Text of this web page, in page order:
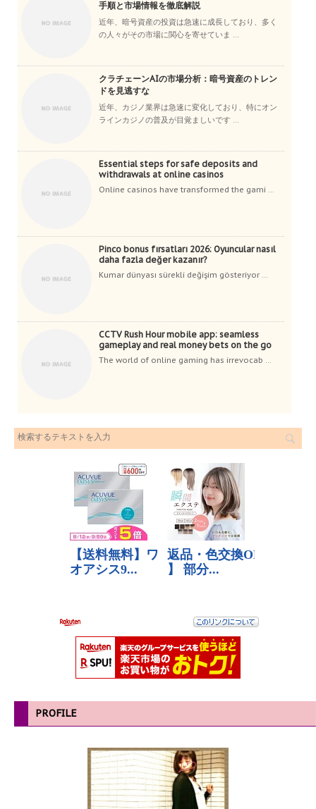
手順と市場情報を徹底解説
近年、暗号資産の投資は急速に成長しており、多く
の人々がその市場に関心を寄せていま ...
クラチェーンAIの市場分析：暗号資産のトレン
ドを見逃すな
近年、カジノ業界は急速に変化しており、特にオン
ラインカジノの普及が目覚ましいです ...
Essential steps for safe deposits and
withdrawals at online casinos
Online casinos have transformed the gami ...
Pinco bonus fırsatları 2026: Oyuncular nasıl
daha fazla değer kazanır?
Kumar dünyası sürekli değişim gösteriyor ...
CCTV Rush Hour mobile app: seamless
gameplay and real money bets on the go
The world of online gaming has irrevocab ...
PROFILE